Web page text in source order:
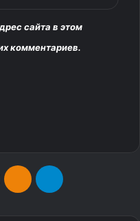
сайта в этом
комментариев.
О
T